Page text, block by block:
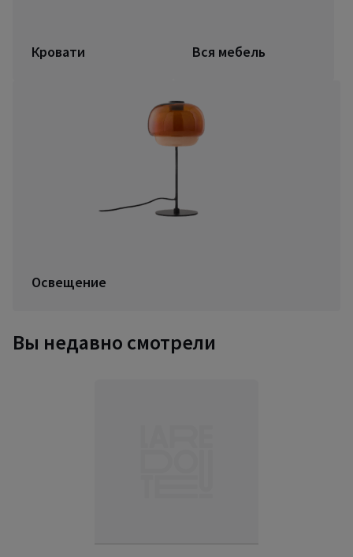
Кровати Вся мебель
Освещение
Вы недавно смотрели